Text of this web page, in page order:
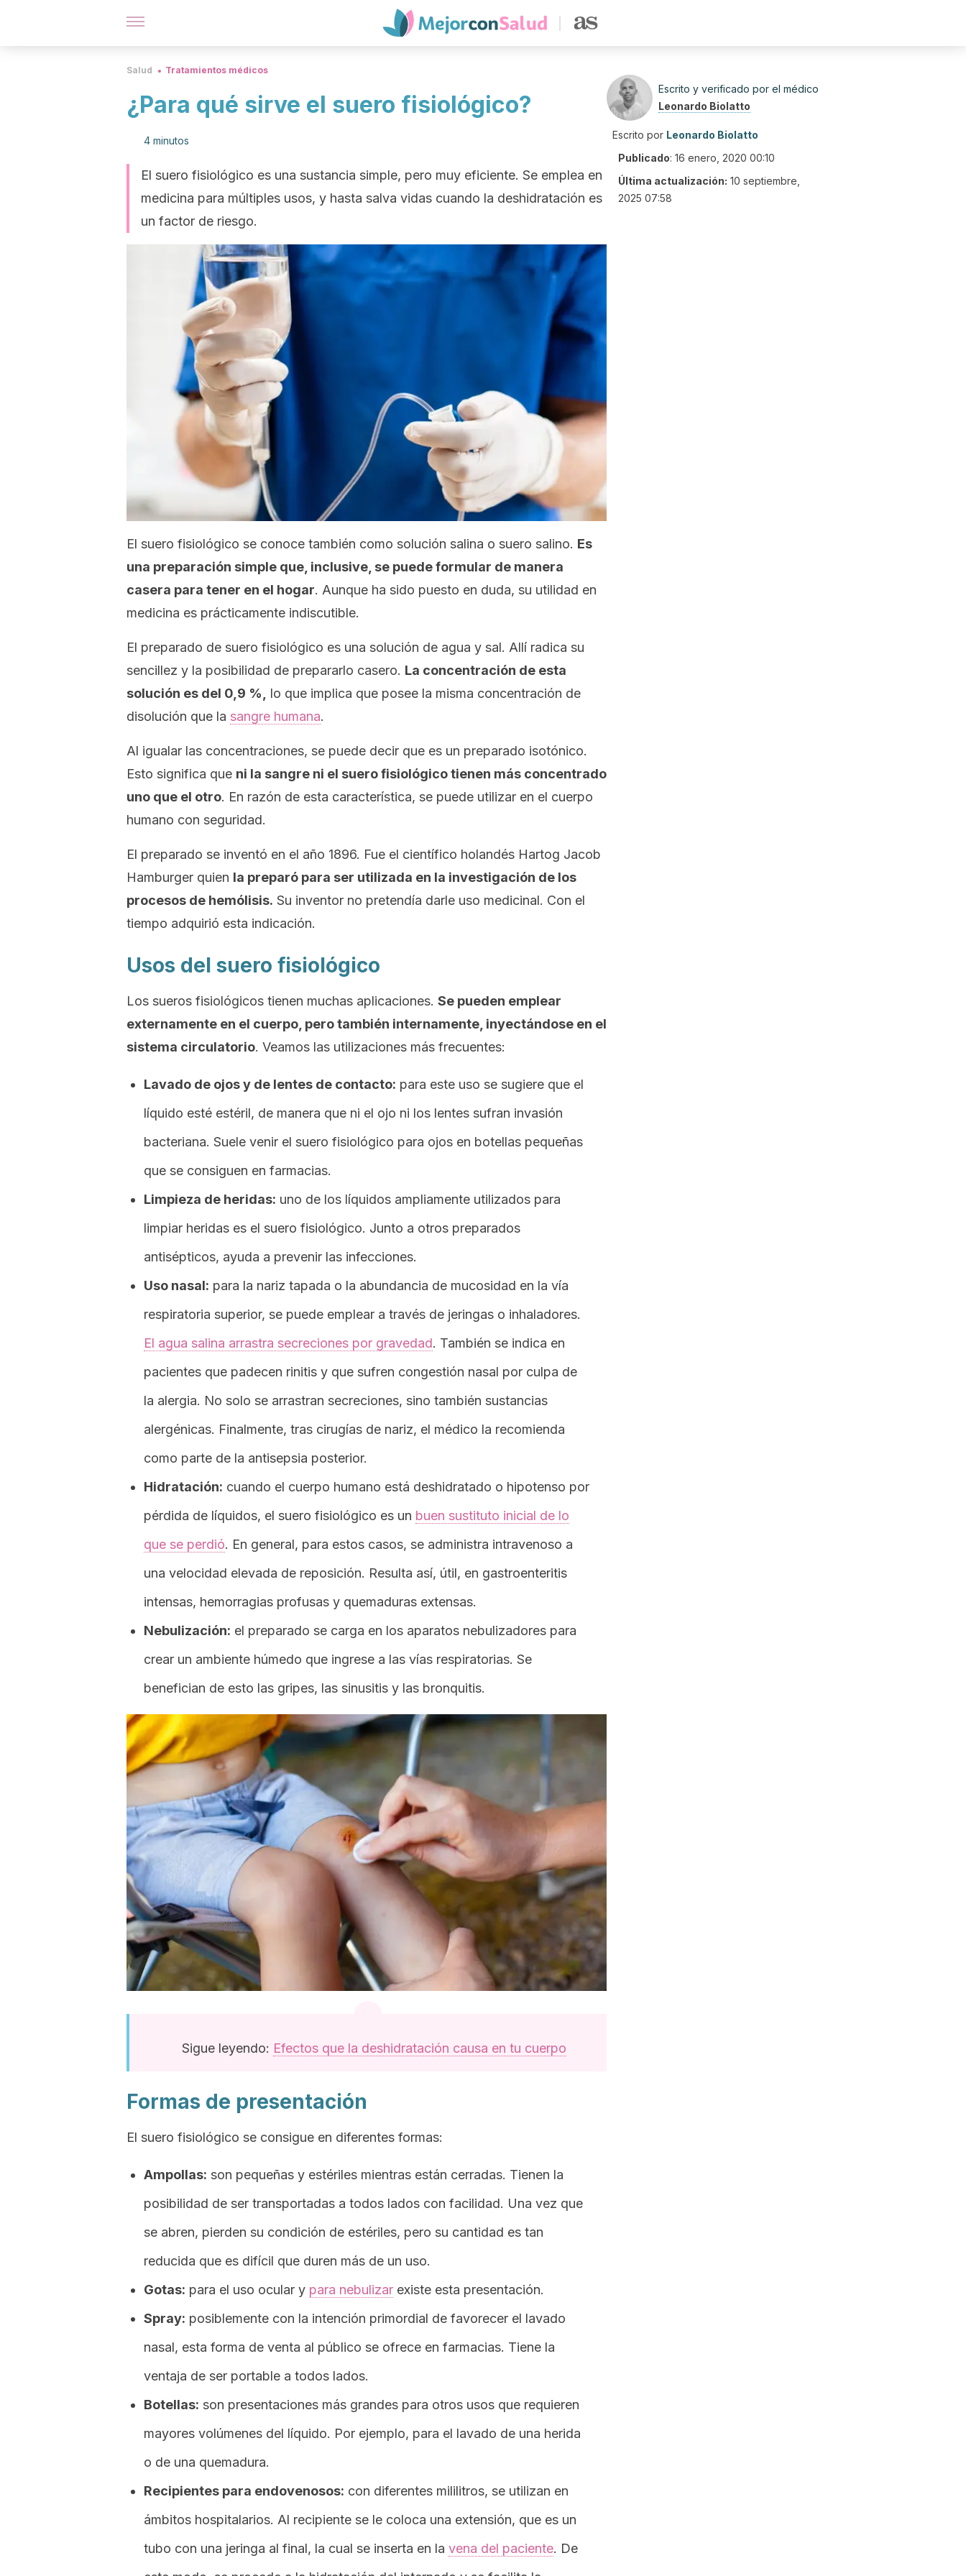
Salud Tratamientos médicos
¿Para qué sirve el suero fisiológico?
4 minutos
El suero fisiológico es una sustancia simple, pero muy eficiente. Se emplea en
medicina para múltiples usos, y hasta salva vidas cuando la deshidratación es
un factor de riesgo.
El suero fisiológico se conoce también como solución salina o suero salino. Es
una preparación simple que, inclusive, se puede formular de manera
casera para tener en el hogar. Aunque ha sido puesto en duda, su utilidad en
medicina es prácticamente indiscutible.
El preparado de suero fisiológico es una solución de agua y sal. Allí radica su
sencillez y la posibilidad de prepararlo casero. La concentración de esta
solución es del 0,9 %,
lo que implica que posee la misma concentración de
disolución que la sangre humana.
Al igualar las concentraciones, se puede decir que es un preparado isotónico.
Esto significa que ni la sangre ni el suero fisiológico tienen más concentrado
uno que el otro. En razón de esta característica, se puede utilizar en el cuerpo
humano con seguridad.
El preparado se inventó en el año 1896. Fue el científico holandés Hartog Jacob
Hamburger quien la preparó para ser utilizada en la investigación de los
procesos de hemólisis. Su inventor no pretendía darle uso medicinal. Con el
tiempo adquirió esta indicación.
Usos del suero fisiológico
Los sueros fisiológicos tienen muchas aplicaciones. Se pueden emplear
externamente en el cuerpo, pero también internamente, inyectándose en el
sistema circulatorio. Veamos las utilizaciones más frecuentes:
Lavado de ojos y de lentes de contacto: para este uso se sugiere que el
líquido esté estéril, de manera que ni el ojo ni los lentes sufran invasión
bacteriana. Suele venir el suero fisiológico para ojos en botellas pequeñas
que se consiguen en farmacias.
Limpieza de heridas: uno de los líquidos ampliamente utilizados para
limpiar heridas es el suero fisiológico. Junto a otros preparados
antisépticos, ayuda a prevenir las infecciones.
Uso nasal: para la nariz tapada o la abundancia de mucosidad en la vía
respiratoria superior, se puede emplear a través de jeringas o inhaladores.
El agua salina arrastra secreciones por gravedad. También se indica en
pacientes que padecen rinitis y que sufren congestión nasal por culpa de
la alergia. No solo se arrastran secreciones, sino también sustancias
alergénicas. Finalmente, tras cirugías de nariz, el médico la recomienda
como parte de la antisepsia posterior.
Hidratación: cuando el cuerpo humano está deshidratado o hipotenso por
pérdida de líquidos, el suero fisiológico es un buen sustituto inicial de lo
que se perdió. En general, para estos casos, se administra intravenoso a
una velocidad elevada de reposición. Resulta así, útil, en gastroenteritis
intensas, hemorragias profusas y quemaduras extensas.
Nebulización: el preparado se carga en los aparatos nebulizadores para
crear un ambiente húmedo que ingrese a las vías respiratorias. Se
benefician de esto las gripes, las sinusitis y las bronquitis.
Sigue leyendo: Efectos que la deshidratación causa en tu cuerpo
Formas de presentación
El suero fisiológico se consigue en diferentes formas:
Ampollas: son pequeñas y estériles mientras están cerradas. Tienen la
posibilidad de ser transportadas a todos lados con facilidad. Una vez que
se abren, pierden su condición de estériles, pero su cantidad es tan
reducida que es difícil que duren más de un uso.
Gotas: para el uso ocular y para nebulizar existe esta presentación.
Spray: posiblemente con la intención primordial de favorecer el lavado
nasal, esta forma de venta al público se ofrece en farmacias. Tiene la
ventaja de ser portable a todos lados.
Botellas: son presentaciones más grandes para otros usos que requieren
mayores volúmenes del líquido. Por ejemplo, para el lavado de una herida
o de una quemadura.
Recipientes para endovenosos: con diferentes mililitros, se utilizan en
ámbitos hospitalarios. Al recipiente se le coloca una extensión, que es un
tubo con una jeringa al final, la cual se inserta en la vena del paciente. De
Escrito y verificado por el médico
Leonardo Biolatto
Escrito por Leonardo Biolatto
Publicado: 16 enero, 2020 00:10
Última actualización: 10 septiembre,
2025 07:58